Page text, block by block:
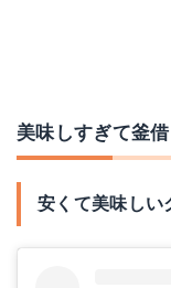
美味しすぎて釜
安くて美味しい